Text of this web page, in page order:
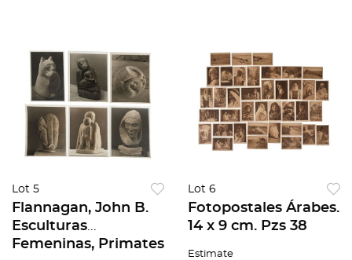
Lot 5
Flannagan, John B.
Esculturas
Femeninas, Primates
Lot 6
Fotopostales Árabes.
14 x 9 cm. Pzs 38
Estimate